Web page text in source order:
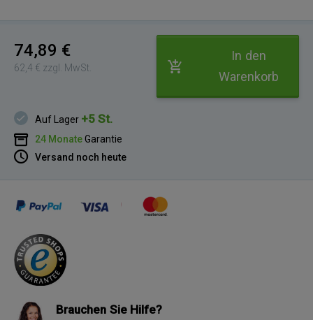
74,89 €
62,4 € zzgl. MwSt.
In den
Warenkorb
Auf Lager +5 St.
24 MonateGarantie
Versand noch heute
Brauchen Sie Hilfe?